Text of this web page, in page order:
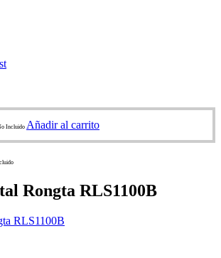
Incluido Añadir al carrito
Rongta RLS1100B
RLS1100B